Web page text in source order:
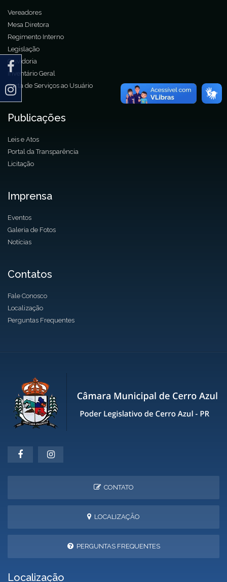
Vereadores
Mesa Diretora
Regimento Interno
Legislação
Ouvidoria
Inventário Geral
Carta de Serviços ao Usuário
Publicações
Leis e Atos
Portal da Transparência
Licitação
Imprensa
Eventos
Galeria de Fotos
Notícias
Contatos
Fale Conosco
Localização
Perguntas Frequentes
CONTATO
LOCALIZAÇÃO
PERGUNTAS FREQUENTES
Localização